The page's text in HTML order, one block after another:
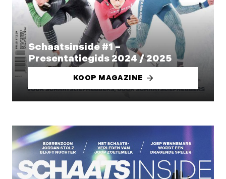
Schaatsinside #1 –
Presentatiegids 2024 / 2025
KOOP MAGAZINE